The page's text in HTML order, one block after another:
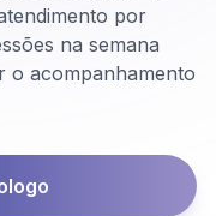
por
na semana
o acompanhamento